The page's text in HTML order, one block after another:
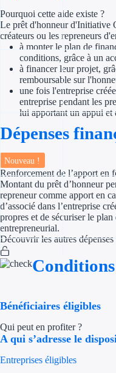
Pourquoi cette aide existe ?
Le prêt d'honneur d'Initiative
créateurs ou les repreneurs
à monter le plan de
conditions, grâce à un
à financer leur projet,
remboursable sur
une fois l'entreprise
entreprise pendant les
lui apportant un appui et
Dépenses
Nouveau !
Renforcement de l’apport en
Montant du prêt d’honneur
repreneur comme apport en
d’associé dans l’entreprise
propres et de sécuriser le
entrepreneurial.
Découvrir les autres dépenses
Conditions
Bénéficiaires éligibles
Qui peut en profiter ?
A qui s’adresse le
Entreprises éligibles